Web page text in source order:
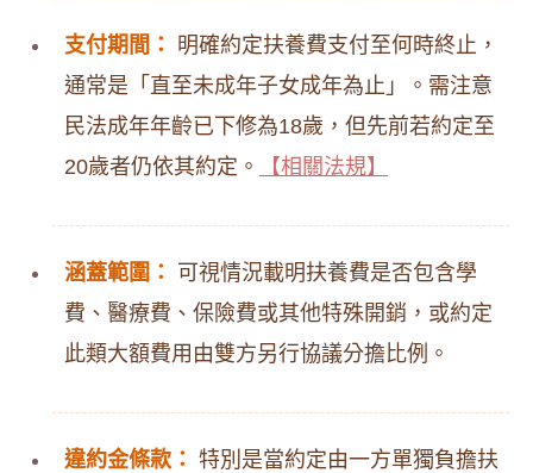
支付期間：
明確約定扶養費支付至何時終止，
通常是「直至未成年子女成年為止」。需注意
民法成年年齡已下修為18歲，但先前若約定至
20歲者仍依其約定。
【相關法規】
涵蓋範圍：
可視情況載明扶養費是否包含學
費、醫療費、保險費或其他特殊開銷，或約定
此類大額費用由雙方另行協議分擔比例。
違約金條款： 特別是當約定由一方單獨負擔扶